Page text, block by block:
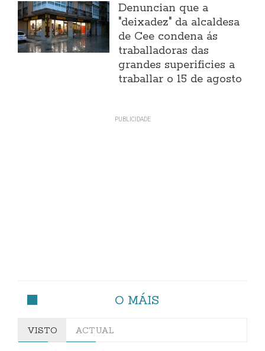
Denuncian que a
"deixadez" da alcaldesa
de Cee condena ás
traballadoras das
grandes superificies a
traballar o 15 de agosto
O MÁIS
VISTO ACTUAL